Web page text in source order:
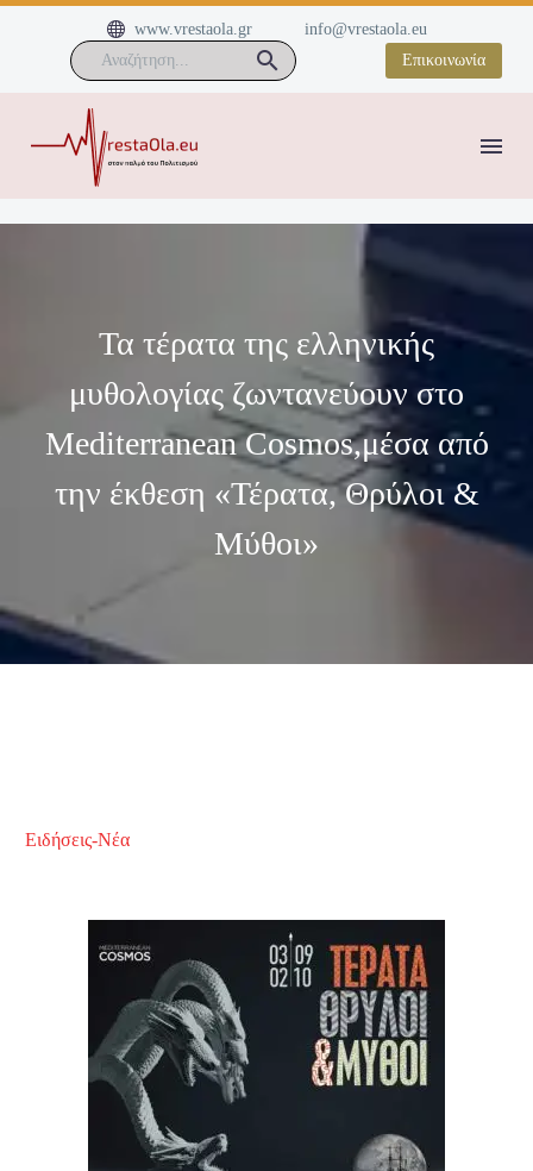

 www.vrestaola.gr
info@vrestaola.eu
Επικοινωνία
Τα τέρατα της ελληνικής
μυθολογίας ζωντανεύουν στο
Mediterranean Cosmos,μέσα από
την έκθεση «Τέρατα, Θρύλοι &
Μύθοι»
Ειδήσεις-Νέα